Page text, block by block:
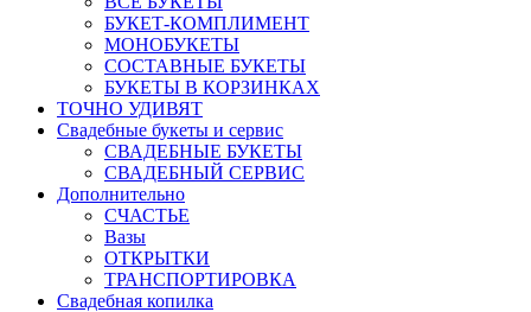
БУКЕТ-КОМПЛИМЕНТ
МОНОБУКЕТЫ
СОСТАВНЫЕ БУКЕТЫ
БУКЕТЫ В КОРЗИНКАХ
ТОЧНО УДИВЯТ
Свадебные букеты и сервис
СВАДЕБНЫЕ БУКЕТЫ
СВАДЕБНЫЙ СЕРВИС
Дополнительно
СЧАСТЬЕ
Вазы
ОТКРЫТКИ
ТРАНСПОРТИРОВКА
Свадебная копилка